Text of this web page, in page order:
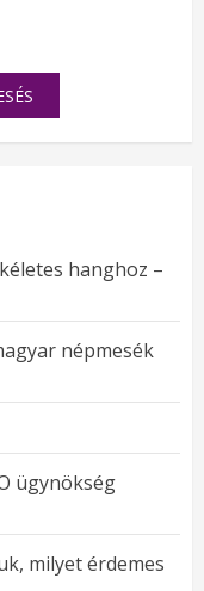
hanghoz –
népmesék
ügynökség
milyet érdemes